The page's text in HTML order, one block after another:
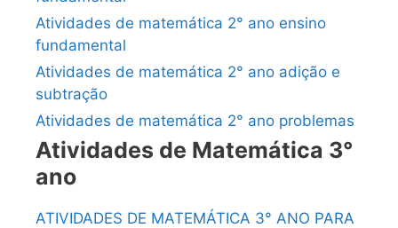
Atividades de matemática 2° ano ensino
fundamental
Atividades de matemática 2° ano adição e
subtração
Atividades de matemática 2° ano problemas
Atividades de Matemática 3°
ano
ATIVIDADES DE MATEMÁTICA 3° ANO PARA